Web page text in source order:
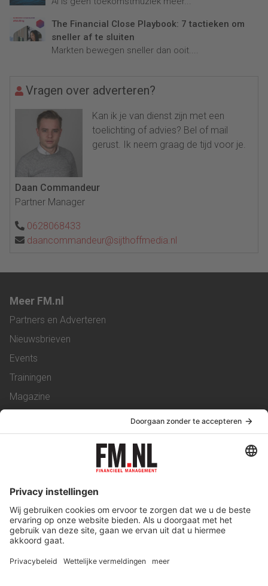
The Financial Close Playbook: 7 tactieken om
sneller af te sluiten
Markten bewegen sneller dan ooit....
Vragen over adverteren?
Kan ik je van dienst zijn met een
toelichting of advies? Bel of mail
gerust. Ik neem graag de tijd voor je.
Daan Commandeur
Partner Manager
0628068433
daancommandeur@sijthoffmedia.nl
Meer FM.nl
Partners en Adverteren
Nieuwsbrieven
Events
Trainingen
Magazine
Service & Contact
Werken bij ons
Privacy Statement
Algemene Voorwaarden